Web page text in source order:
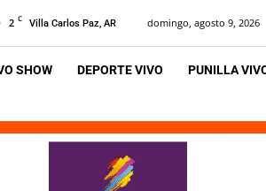
2 C Villa Carlos Paz, AR domingo, agosto 9, 2026
SHOW DEPORTE VIVO PUNILLA